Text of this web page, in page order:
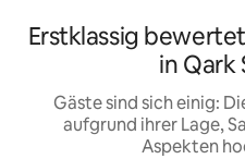
Erstklassig
in Qark
Gäste sind sich einig:
aufgrund ihrer Lage,
Aspekten